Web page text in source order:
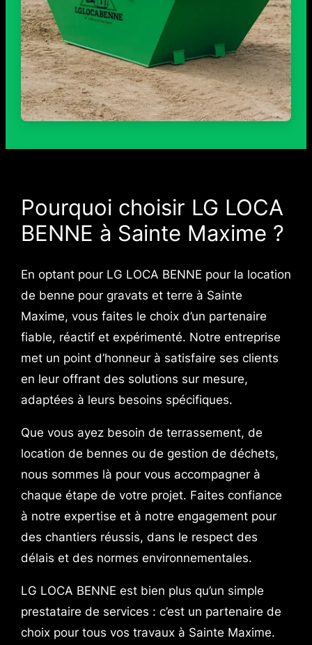
Pourquoi choisir LG LOCA
BENNE à Sainte Maxime ?
En optant pour LG LOCA BENNE pour la location
de benne pour gravats et terre à Sainte
Maxime, vous faites le choix d’un partenaire
fiable, réactif et expérimenté. Notre entreprise
met un point d’honneur à satisfaire ses clients
en leur offrant des solutions sur mesure,
adaptées à leurs besoins spécifiques.
Que vous ayez besoin de terrassement, de
location de bennes ou de gestion de déchets,
nous sommes là pour vous accompagner à
chaque étape de votre projet. Faites confiance
à notre expertise et à notre engagement pour
des chantiers réussis, dans le respect des
délais et des normes environnementales.
LG LOCA BENNE est bien plus qu’un simple
prestataire de services : c’est un partenaire de
choix pour tous vos travaux à Sainte Maxime.